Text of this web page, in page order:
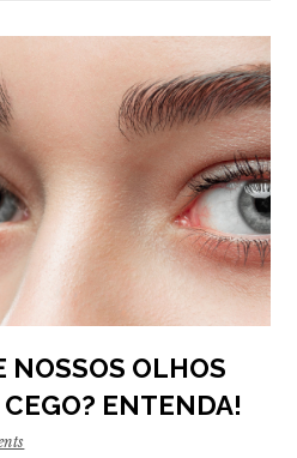
NOSSOS OLHOS
ENTENDA!